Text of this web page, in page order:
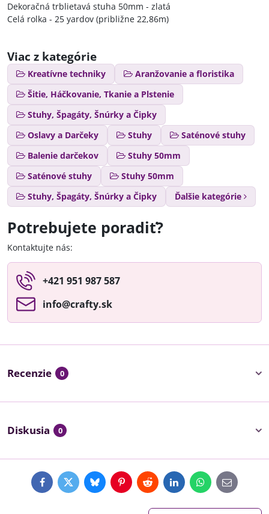
Dekoračná trblietavá stuha 50mm - zlatá
Celá rolka - 25 yardov (približne 22,86m)
Viac z kategórie
Kreatívne techniky
Aranžovanie a floristika
Šitie, Háčkovanie, Tkanie a Plstenie
Stuhy, Špagáty, Šnúrky a Čipky
Oslavy a Darčeky
Stuhy
Saténové stuhy
Balenie darčekov
Stuhy 50mm
Saténové stuhy
Stuhy 50mm
Stuhy, Špagáty, Šnúrky a Čipky
Ďalšie kategórie
Potrebujete poradiť?
Kontaktujte nás:
+421 951 987 587
info​@crafty​.sk
Recenzie 0
Diskusia 0
FacebookTwitterBlueskyPinterestRedditLinkedInWhatsApp
E-
mail